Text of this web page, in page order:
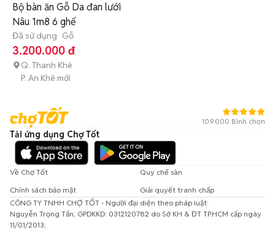
Bộ bàn ăn Gỗ Da đan lưới
Nâu 1m8 6 ghế
Đã sử dụng Gỗ
3.200.000 đ
Q. Thanh Khê
P. An Khê mới
109.000 Bình chọn
Tải ứng dụng Chợ Tốt
Về Chợ Tốt
Quy chế sàn
Chính sách bảo mật
Giải quyết tranh chấp
CÔNG TY TNHH CHỢ TỐT - Người đại diện theo pháp luật:
Nguyễn Trọng Tấn; GPDKKD: 0312120782 do Sở KH & ĐT TP.HCM cấp ngày
11/01/2013;